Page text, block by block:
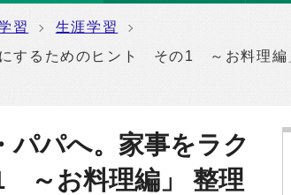
習
生涯学習
するためのヒント その1 ～お料理
パへ。家事をラク
～お料理編」 整理